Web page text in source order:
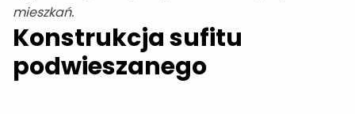
mieszkań.
Konstrukcja sufitu
podwieszanego